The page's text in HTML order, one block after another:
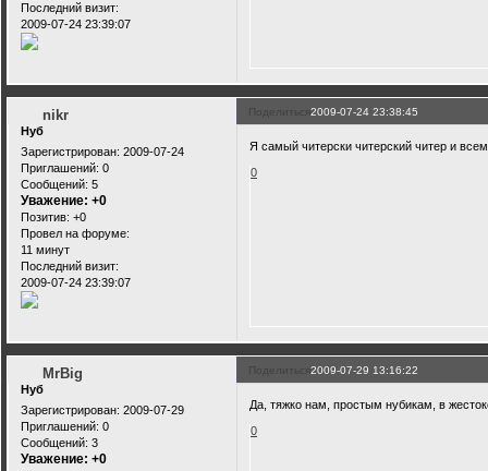
Последний визит:
2009-07-24 23:39:07
Поделиться2009-07-24 23:38:45
nikr
Нуб
Зарегистрирован: 2009-07-24
Приглашений: 0
Сообщений: 5
Уважение: +0
Позитив: +0
Провел на форуме:
11 минут
Последний визит:
2009-07-24 23:39:07
Я самый читерски читерский читер и
0
Поделиться2009-07-29 13:16:22
MrBig
Нуб
Зарегистрирован: 2009-07-29
Приглашений: 0
Сообщений: 3
Уважение: +0
Да, тяжко нам, простым нубикам, в
0